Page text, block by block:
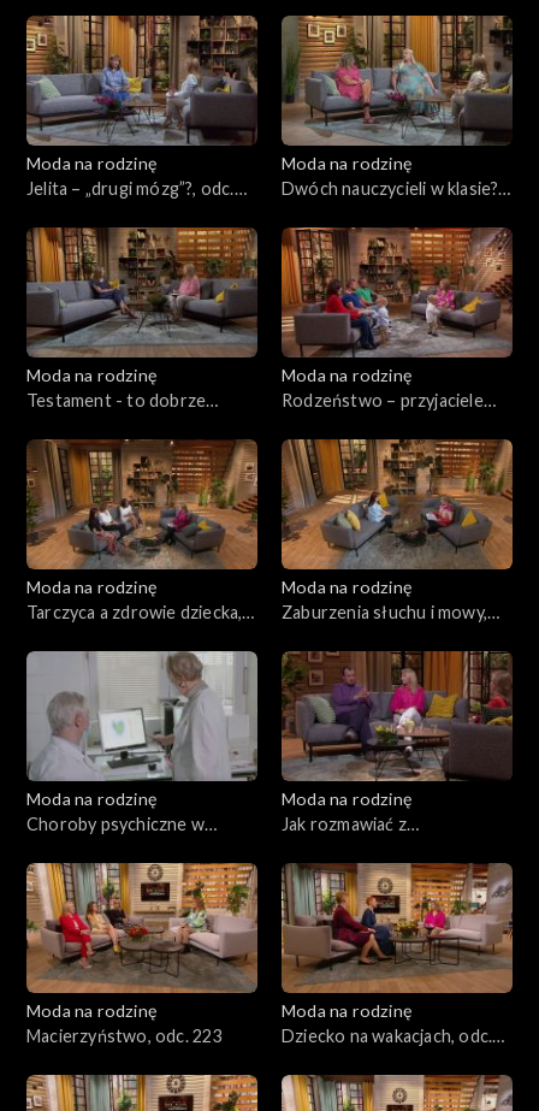
Moda na rodzinę
Jelita – „drugi mózg”?, odc.
Moda na rodzinę
Dwóch nauczycieli w klasie?,
Moda na rodzinę
Testament - to dobrze
Moda na rodzinę
Rodzeństwo – przyjaciele
Moda na rodzinę
Tarczyca a zdrowie dziecka,
Moda na rodzinę
Zaburzenia słuchu i mowy,
Moda na rodzinę
Choroby psychiczne w
Moda na rodzinę
Jak rozmawiać z
Moda na rodzinę
Macierzyństwo, odc. 223
Moda na rodzinę
Dziecko na wakacjach, odc.